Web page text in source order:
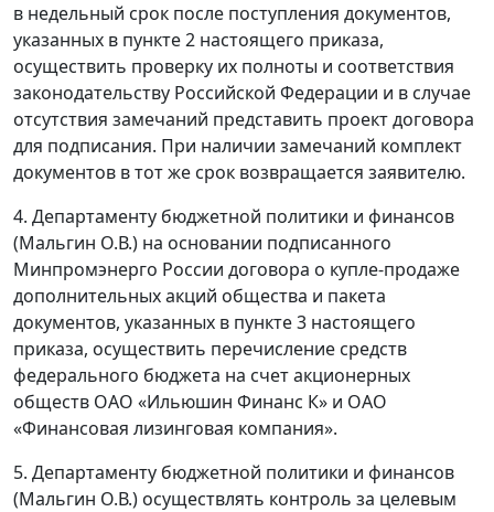
в недельный срок после поступления документов,
указанных в пункте 2 настоящего приказа,
осуществить проверку их полноты и соответствия
законодательству Российской Федерации и в случае
отсутствия замечаний представить проект договора
для подписания. При наличии замечаний комплект
документов в тот же срок возвращается заявителю.
4. Департаменту бюджетной политики и финансов
(Мальгин О.В.) на основании подписанного
Минпромэнерго России договора о купле-продаже
дополнительных акций общества и пакета
документов, указанных в пункте 3 настоящего
приказа, осуществить перечисление средств
федерального бюджета на счет акционерных
обществ ОАО «Ильюшин Финанс К» и ОАО
«Финансовая лизинговая компания».
5. Департаменту бюджетной политики и финансов
(Мальгин О.В.) осуществлять контроль за целевым